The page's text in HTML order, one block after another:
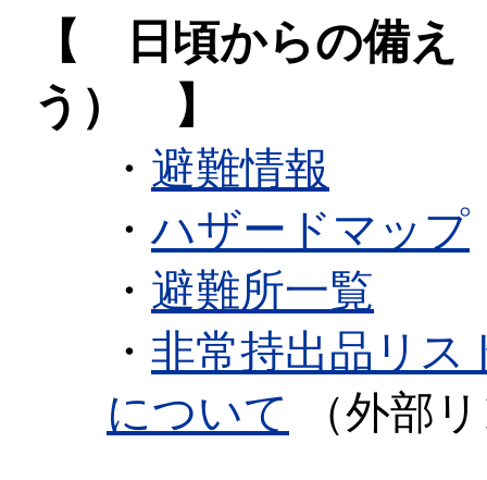
【 日頃からの備え
う） 】
・ 避難情報
・ハザードマップ
・ 避難所一覧
・ 非常持出品リス
について
（外部